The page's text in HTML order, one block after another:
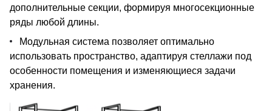
дополнительные секции, формируя многосекционные
ряды любой длины.
Модульная система позволяет оптимально
использовать пространство, адаптируя стеллажи под
особенности помещения и изменяющиеся задачи
хранения.